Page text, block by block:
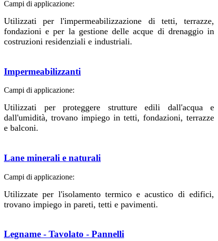
Campi di applicazione:
Utilizzati per l'impermeabilizzazione di tetti, terrazze,
fondazioni e per la gestione delle acque di drenaggio in
costruzioni residenziali e industriali.
Impermeabilizzanti
Campi di applicazione:
Utilizzati per proteggere strutture edili dall'acqua e
dall'umidità, trovano impiego in tetti, fondazioni, terrazze
e balconi.
Lane minerali e naturali
Campi di applicazione:
Utilizzate per l'isolamento termico e acustico di edifici,
trovano impiego in pareti, tetti e pavimenti.
Legname - Tavolato - Pannelli